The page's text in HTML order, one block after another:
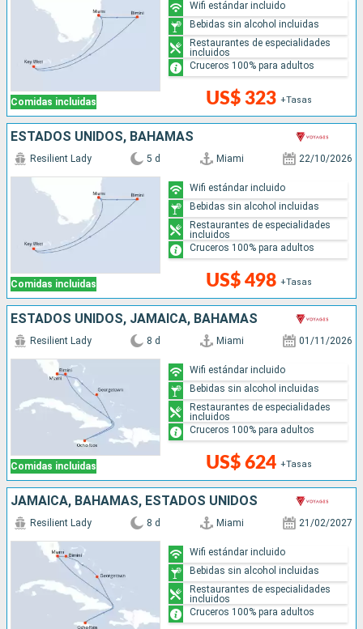
Comidas incluidas US$ 323 +Tasas
Wifi estándar incluido
Bebidas sin alcohol incluidas
Restaurantes de especialidades
incluidos
Cruceros 100% para adultos
ESTADOS UNIDOS, BAHAMAS
Comidas incluidas
Resilient Lady 5 d Miami 22/10/2026
US$ 498 +Tasas
Wifi estándar incluido
Bebidas sin alcohol incluidas
Restaurantes de especialidades
incluidos
Cruceros 100% para adultos
ESTADOS UNIDOS, JAMAICA, BAHAMAS
Comidas incluidas
Resilient Lady 8 d Miami 01/11/2026
US$ 624 +Tasas
Wifi estándar incluido
Bebidas sin alcohol incluidas
Restaurantes de especialidades
incluidos
Cruceros 100% para adultos
JAMAICA, BAHAMAS, ESTADOS UNIDOS
Resilient Lady 8 d Miami 21/02/2027
Wifi estándar incluido
Bebidas sin alcohol incluidas
Restaurantes de especialidades
incluidos
Cruceros 100% para adultos